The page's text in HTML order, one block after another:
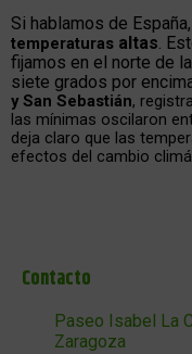
Si hablamos de España,
temperaturas altas.
fijamos en el norte de
siete grados por
y San Sebastián,
las mínimas oscilaron
deja claro que las
efectos del cambio
Contacto
Paseo Isabel La
Zaragoza